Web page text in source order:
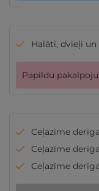
Halāti, dvieļi un
Papildu
Ceļazīme
Ceļazīme
Ceļazīme